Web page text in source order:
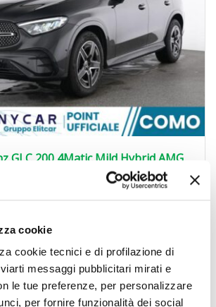
cookie
cookie tecnici e di profilazione di
messaggi pubblicitari mirati e
le tue preferenze, per personalizzare
per fornire funzionalità dei social
GLC 200 4Matic Mild Hybrid AMG
Elettrica/Benzina
Automatico
Euro 6d